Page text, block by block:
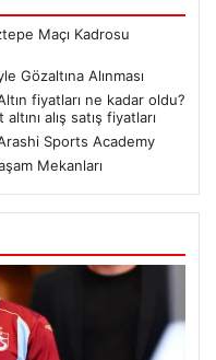
Maçı Kadrosu
Gözaltına Alınması
fiyatları ne kadar oldu?
alış satış fiyatları
Sports Academy
Mekanları